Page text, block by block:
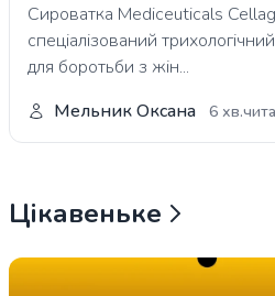
Сироватка Mediceuticals
спеціалізований
для боротьби з жін...
Мельник Оксана
6
Цікавеньке